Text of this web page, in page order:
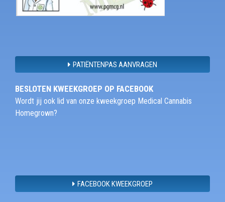
PATIËNTENPAS AANVRAGEN
BESLOTEN KWEEKGROEP OP FACEBOOK
Wordt jij ook lid van onze kweekgroep Medical Cannabis
Homegrown?
FACEBOOK KWEEKGROEP